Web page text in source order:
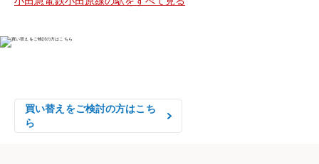
買い替えをご検討の方はこち
ら